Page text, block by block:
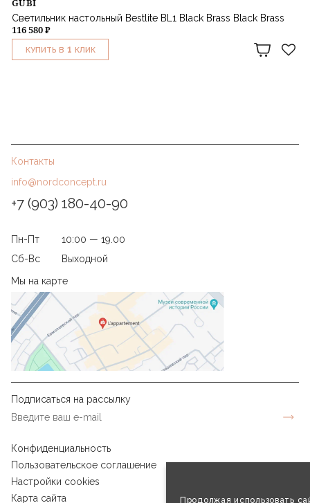
Продолжая использовать
GUBI
Светильник настольный Bestlite BL1 Black Brass Black Brass
116 580 ₽
КУПИТЬ В 1 КЛИК
Контакты
info@nordconcept.ru
+7 (903) 180-40-90
Пн-Пт
10:00 — 19.00
Сб-Вс
Выходной
Мы на карте
Подписаться на рассылку
Конфиденциальность
Пользовательское соглашение
Настройки cookies
Карта сайта